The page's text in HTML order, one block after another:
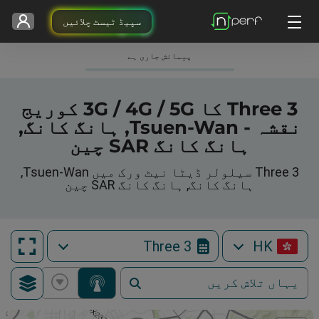
سپیڈ ٹیسٹ چلائیں
پیمائش جاری ہے
3 Three کا 3G / 4G / 5G کوریج
نقشہ - Tsuen-Wan, ہانگ کانگ,
ہانگ کانگ SAR چین
3 Three سیلولر ڈیٹا نیٹ ورک میں Tsuen-Wan,
ہانگ کانگ, ہانگ کانگ SAR چین
HK
3 Three